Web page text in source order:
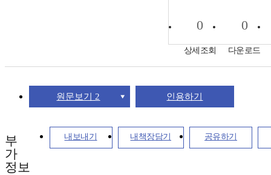
0
상세조회
0
다운로드
원문보기 2 인용하기
내보내기 내책장담기 공유하기
부
가
정보